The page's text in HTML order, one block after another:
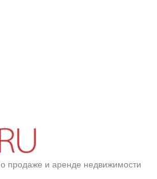
продаже и аренде недвижимости